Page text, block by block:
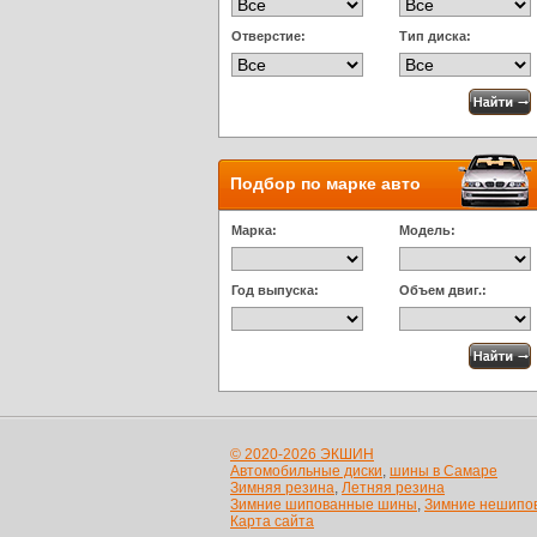
Отверстие: Тип диска:
Подбор по марке авто
Марка: Модель:
Год выпуска: Объем двиг.:
© 2020-2026 ЭКШИН
Автомобильные диски, шины в Самаре
Зимняя резина, Летняя резина
Зимние шипованные шины, Зимние
Карта сайта